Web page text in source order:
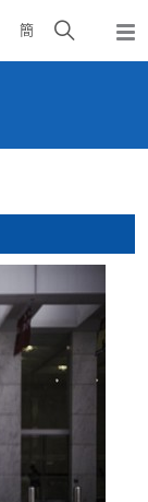
簡
Open
search